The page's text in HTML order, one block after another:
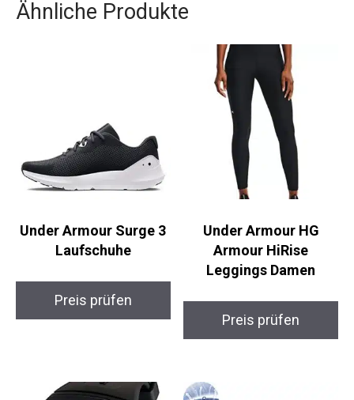
Effizienz und herausragende Leistung bei jedem
Under Armour Surge 3
Laufschuhe
Under Armour HG
Armour HiRise
Leggings Damen
Preis prüfen